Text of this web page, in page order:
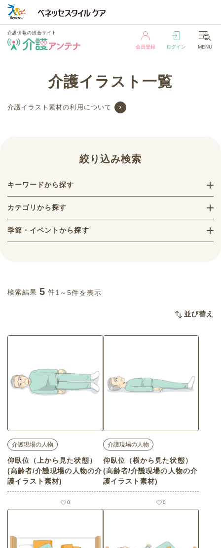
介護情報の総合サイト
会員登録 ログイン MENU
ログイン
介護イラスト一覧
介護イラスト素材の利用について
絞り込み検索
キーワードから探す
カテゴリから探す
季節・イベントから探す
検索結果 5 件1～5件を表示
並び替え
介護現場の人物
仰臥位（上から見た状態）
(高齢者/介護現場の人物の介
護イラスト素材)
0
介護現場の人物
仰臥位（横から見た状態）
(高齢者/介護現場の人物の介
護イラスト素材)
0